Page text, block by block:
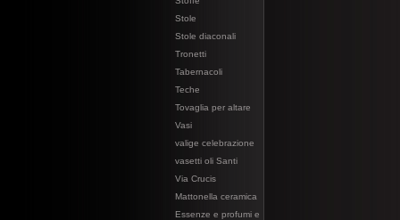
Stole
Stole diaconali
Tronetti
Tabernacoli
Teche
Tovaglia per altare
Vasi
valige celebrazione
vasetti oli Santi
Via Crucis
Mattonella ceramica
Essenze e profumi e